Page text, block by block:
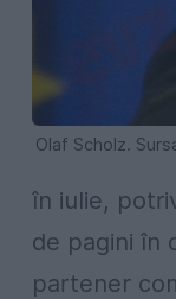
Olaf Scholz.
în iulie,
de pagini în
partener